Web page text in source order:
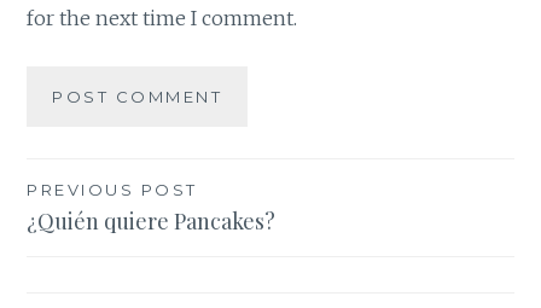
for the next time I comment.
Post
navigation
PREVIOUS POST
¿Quién quiere Pancakes?